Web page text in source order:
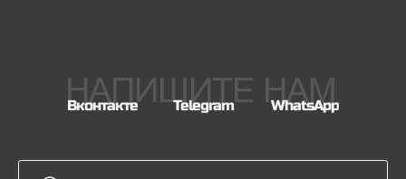
НАПИШИТЕ НАМ
Вконтакте Telegram WhatsApp